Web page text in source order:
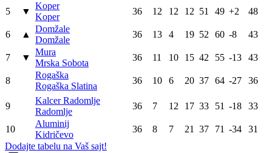
5 ▼
Koper
Koper
36 12 12 12 51 49 +2 48
6 ▲
Domžale
Domžale
36 13 4 19 52 60 -8 43
7 ▼
Mura
Mrska Sobota
36 11 10 15 42 55 -13 43
8
Rogaška
Rogaška Slatina
36 10 6 20 37 64 -27 36
9
Kalcer Radomlje
Radomlje
36 7 12 17 33 51 -18 33
10
Aluminij
Kidričevo
36 8 7 21 37 71 -34
31
Dodajte tabelu na Vaš sajt!